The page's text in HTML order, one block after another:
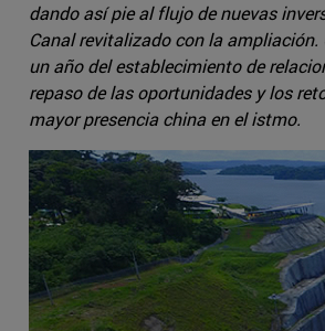
dando así pie al flujo de nuevas
Canal revitalizado con la ampliación.
un año del establecimiento de
repaso de las oportunidades y los
mayor presencia china en el istmo.